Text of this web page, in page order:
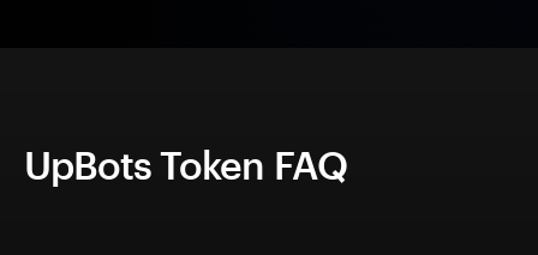
UpBots Token FAQ